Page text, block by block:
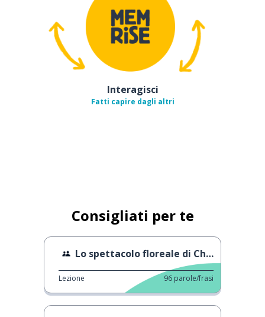
Interagisci
Fatti capire dagli altri
Consigliati per te
Lo spettacolo floreale di Chelsea del 2022
Lezione 96 parole/frasi